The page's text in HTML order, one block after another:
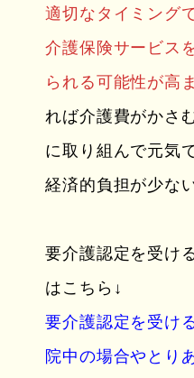
適切なタイミング
介護保険サービス
られる可能性が高
れば介護費がかさ
に取り組んで元気
経済的負担が少な
要介護認定を受け
はこちら↓
要介護認定を受け
院中の場合やとり